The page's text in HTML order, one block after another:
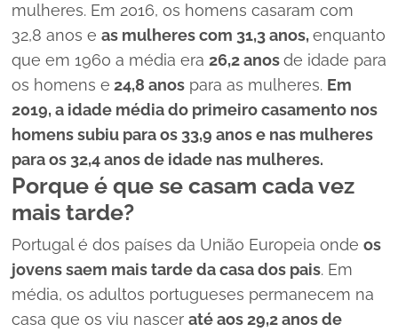
mulheres. Em 2016, os homens casaram com
32,8 anos e as mulheres com 31,3 anos,enquanto
que em 1960 a média era 26,2 anosde idade para
os homens e 24,8 anos para as mulheres. Em
2019, a idade média do primeiro casamento nos
homens subiu para os 33,9 anos e nas mulheres
para os 32,4 anos de idade nas mulheres.
Porque é que se casam cada vez
mais tarde?
Portugal é dos países da União Europeia onde os
jovens saem mais tarde da casa dos pais. Em
média, os adultos portugueses permanecem na
casa que os viu nascer até aos 29,2 anos de